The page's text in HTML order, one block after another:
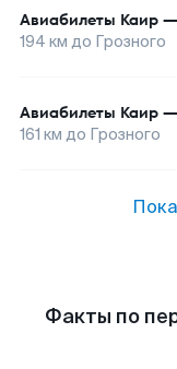
Авиабилеты Каир —
194 км до Грозного
Авиабилеты Каир —
161 км до Грозного
Факты по